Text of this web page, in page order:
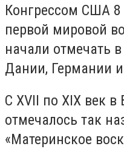
Конгрессом США 8
первой мировой
начали отмечать
Дании, Германии
С XVII по XIX век
отмечалось так
«Материнское